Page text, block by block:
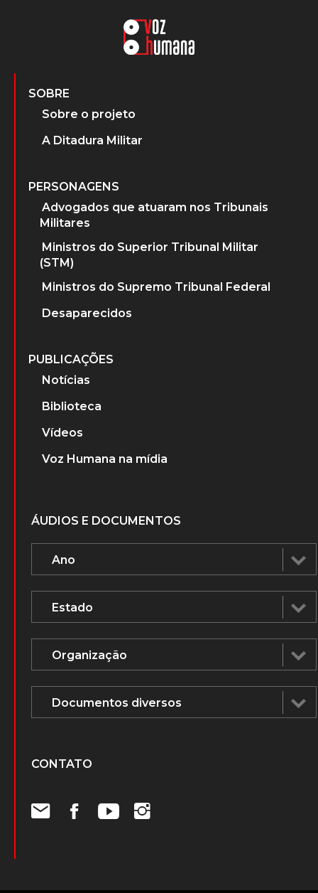
SOBRE
Sobre o projeto
A Ditadura Militar
PERSONAGENS
Advogados que atuaram nos Tribunais
Militares
Ministros do Superior Tribunal Militar
(STM)
Ministros do Supremo Tribunal Federal
Desaparecidos
PUBLICAÇÕES
Notícias
Biblioteca
Vídeos
Voz Humana na mídia
ÁUDIOS E DOCUMENTOS
CONTATO